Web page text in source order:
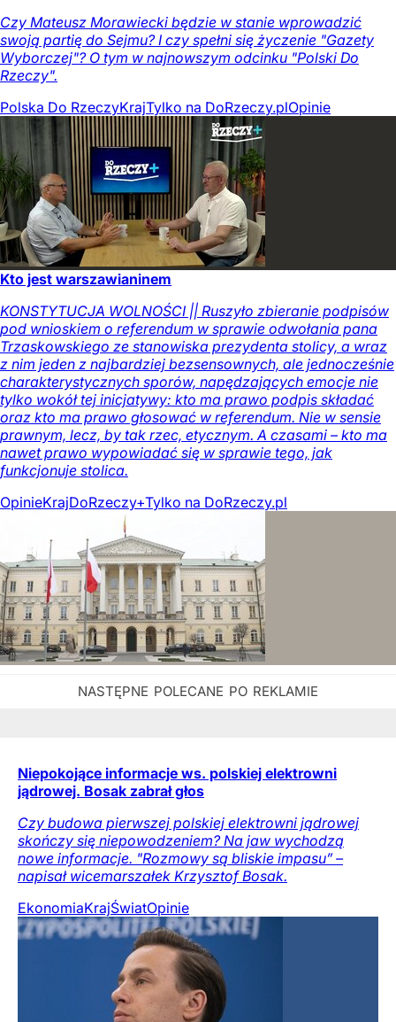
Czy Mateusz Morawiecki będzie w stanie wprowadzić
swoją partię do Sejmu? I czy spełni się życzenie "Gazety
Wyborczej"? O tym w najnowszym odcinku "Polski Do
Rzeczy".
Polska Do RzeczyKrajTylko na DoRzeczy.plOpinie
Kto jest warszawianinem
KONSTYTUCJA WOLNOŚCI || Ruszyło zbieranie podpisów
pod wnioskiem o referendum w sprawie odwołania pana
Trzaskowskiego ze stanowiska prezydenta stolicy, a wraz
z nim jeden z najbardziej bezsensownych, ale jednocześnie
charakterystycznych sporów, napędzających emocje nie
tylko wokół tej inicjatywy: kto ma prawo podpis składać
oraz kto ma prawo głosować w referendum. Nie w sensie
prawnym, lecz, by tak rzec, etycznym. A czasami – kto ma
nawet prawo wypowiadać się w sprawie tego, jak
funkcjonuje stolica.
OpinieKrajDoRzeczy+Tylko na DoRzeczy.pl
Niepokojące informacje ws. polskiej elektrowni
jądrowej. Bosak zabrał głos
Czy budowa pierwszej polskiej elektrowni jądrowej
skończy się niepowodzeniem? Na jaw wychodzą
nowe informacje. "Rozmowy są bliskie impasu” –
napisał wicemarszałek Krzysztof Bosak.
EkonomiaKrajŚwiatOpinie